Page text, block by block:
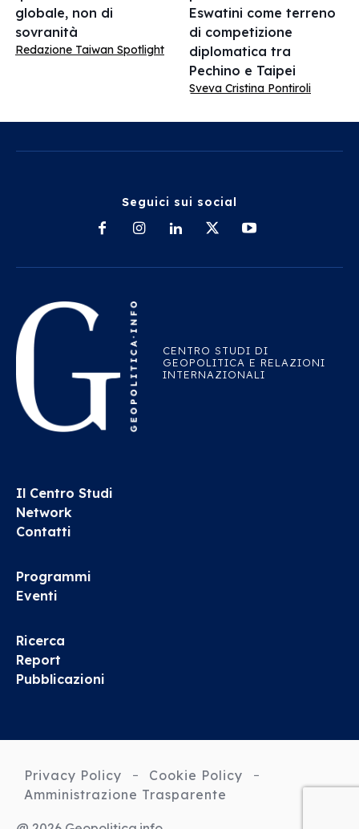
globale, non di
sovranità
Redazione Taiwan Spotlight
Eswatini come terreno
di competizione
diplomatica tra
Pechino e Taipei
Sveva Cristina Pontiroli
Seguici sui social
CENTRO STUDI DI
GEOPOLITICA E RELAZIONI
INTERNAZIONALI
Il Centro Studi
Network
Contatti
Programmi
Eventi
Ricerca
Report
Pubblicazioni
Privacy Policy
Cookie Policy
Amministrazione Trasparente